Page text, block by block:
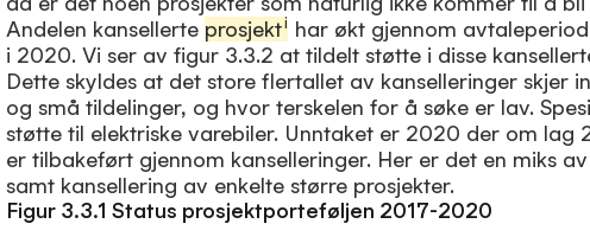
Andelen kansellerte prosjekti har økt gjennom
i 2020. Vi ser av figur 3.3.2 at tildelt støtte i disse
Dette skyldes at det store flertallet av kanselleringer skjer
og små tildelinger, og hvor terskelen for å søke er lav.
støtte til elektriske varebiler. Unntaket er 2020 der om lag
er tilbakeført gjennom kanselleringer. Her er det en miks
samt kansellering av enkelte større prosjekter.
Figur 3.3.1 Status prosjektporteføljen 2017-2020